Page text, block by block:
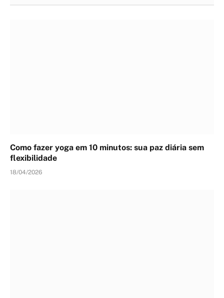
Como fazer yoga em 10 minutos: sua paz diária sem
flexibilidade
18/04/2026